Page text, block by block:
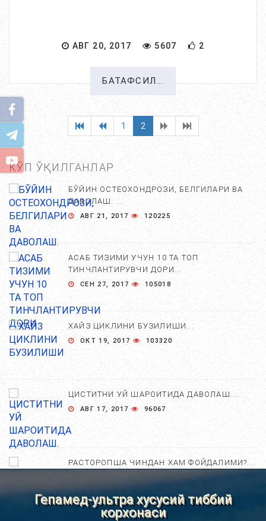
АВГ 20, 2017 5607 2
БАТАФСИЛ...
1 2
КЎП ЎҚИЛГАНЛАР
БЎЙИН ОСТЕОХОНДРОЗИ, БЕЛГИЛАРИ ВА
ДАВОЛАШ. ...
АВГ 21, 2017 120225
АСАБ ТИЗИМИ УЧУН 10 ТА ТОП
ТИНЧЛАНТИРУВЧИ ДОРИ...
СЕН 27, 2017 105018
ХАЙЗ ЦИКЛИНИ БУЗИЛИШИ...
ОКТ 19, 2017 103320
ЦИСТИТНИ УЙ ШАРОИТИДА ДАВОЛАШ....
АВГ 17, 2017 96067
РАСТОРОПША ЧИНДАН ХАМ ФОЙДАЛИМИ?...
Гепамед-ультра хусусий тиббий
корхонаси